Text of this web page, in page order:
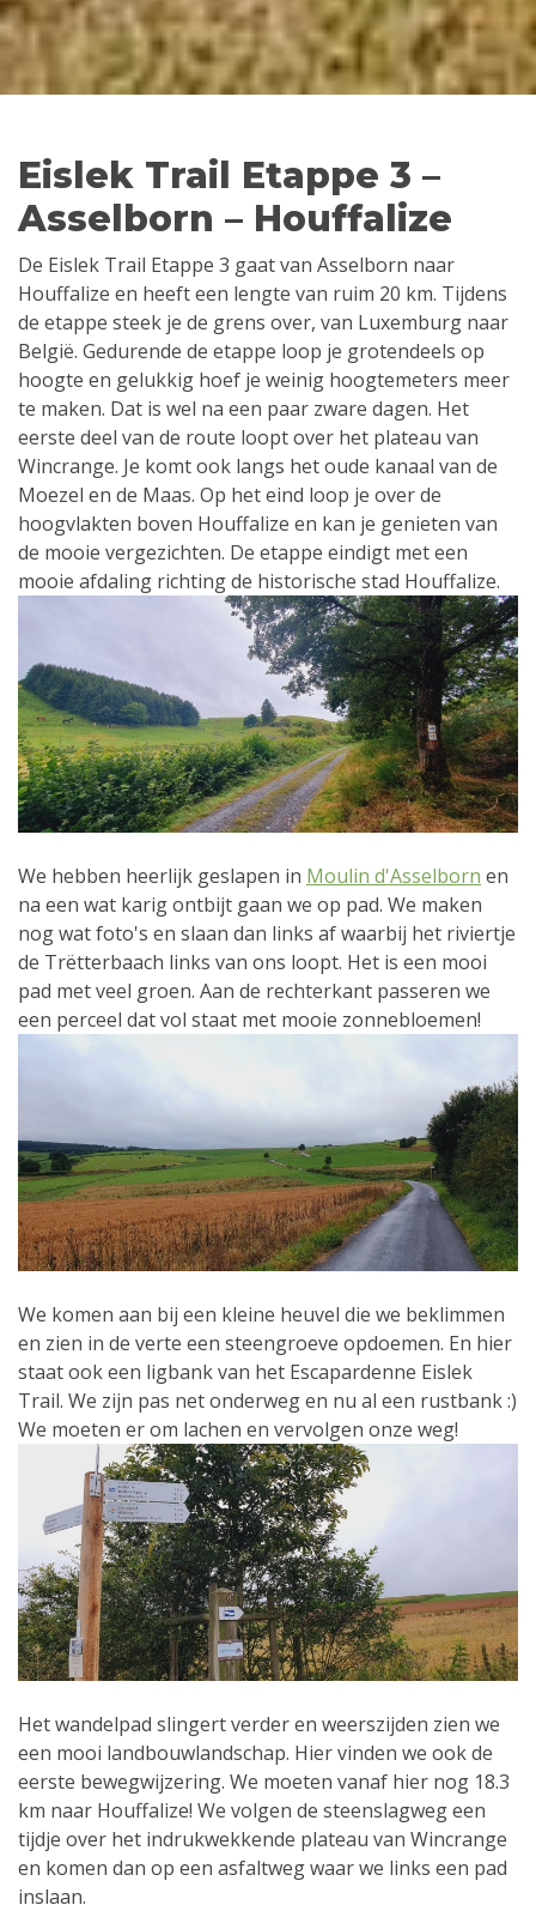
Eislek Trail Etappe 3 –
Asselborn – Houffalize
De Eislek Trail Etappe 3 gaat van Asselborn naar
Houffalize en heeft een lengte van ruim 20 km. Tijdens
de etappe steek je de grens over, van Luxemburg naar
België. Gedurende de etappe loop je grotendeels op
hoogte en gelukkig hoef je weinig hoogtemeters meer
te maken. Dat is wel na een paar zware dagen. Het
eerste deel van de route loopt over het plateau van
Wincrange. Je komt ook langs het oude kanaal van de
Moezel en de Maas. Op het eind loop je over de
hoogvlakten boven Houffalize en kan je genieten van
de mooie vergezichten. De etappe eindigt met een
mooie afdaling richting de historische stad Houffalize.
We hebben heerlijk geslapen in Moulin d'Asselborn en
na een wat karig ontbijt gaan we op pad. We maken
nog wat foto's en slaan dan links af waarbij het riviertje
de Trëtterbaach links van ons loopt. Het is een mooi
pad met veel groen. Aan de rechterkant passeren we
een perceel dat vol staat met mooie zonnebloemen!
We komen aan bij een kleine heuvel die we beklimmen
en zien in de verte een steengroeve opdoemen. En hier
staat ook een ligbank van het Escapardenne Eislek
Trail. We zijn pas net onderweg en nu al een rustbank :)
We moeten er om lachen en vervolgen onze weg!
Het wandelpad slingert verder en weerszijden zien we
een mooi landbouwlandschap. Hier vinden we ook de
eerste bewegwijzering. We moeten vanaf hier nog 18.3
km naar Houffalize! We volgen de steenslagweg een
tijdje over het indrukwekkende plateau van Wincrange
en komen dan op een asfaltweg waar we links een pad
inslaan.